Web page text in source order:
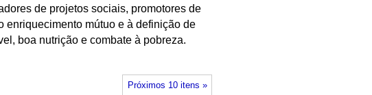
de projetos sociais, promotores de
enriquecimento mútuo e à definição de
boa nutrição e combate à pobreza.
Próximos 10 itens »